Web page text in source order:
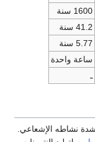
1600 سنة
41.2 سنة
5.77 سنة
ساعة واحدة
ـ
نشاطه الإشعاعي.